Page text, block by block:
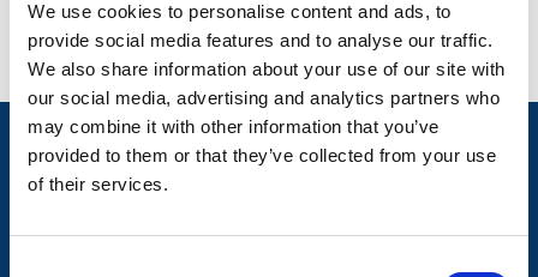
We use cookies to personalise content and ads, to
provide social media features and to analyse our traffic.
We also share information about your use of our site with
our social media, advertising and analytics partners who
may combine it with other information that you’ve
provided to them or that they’ve collected from your use
of their services.
Nyheter
Släpvagnsfabrikat
Släpvagnsservice